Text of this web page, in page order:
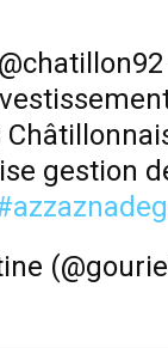
gestion